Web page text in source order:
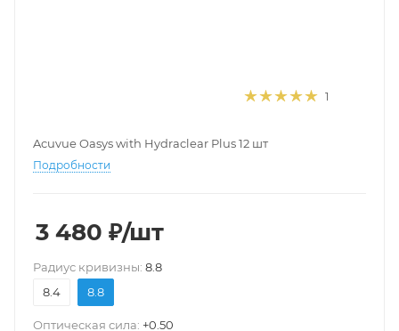
1
Acuvue Oasys with Hydraclear Plus 12 шт
Подробности
3 480 ₽/шт
Pадиус кривизны: 8.8
8.4
8.8
Оптическая сила: +0.50